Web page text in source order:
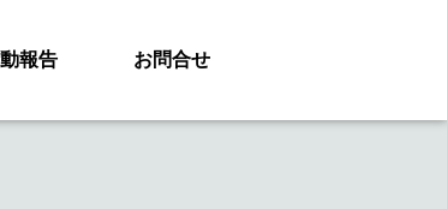
報告 お問合せ